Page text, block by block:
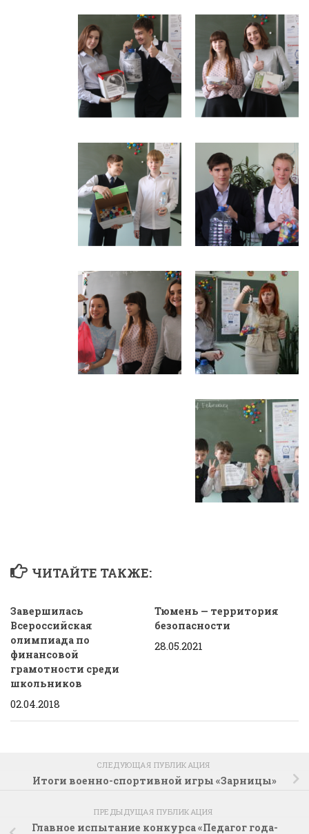
ЧИТАЙТЕ ТАКЖЕ:
Завершилась
Всероссийская
олимпиада по
финансовой
грамотности среди
школьников
02.04.2018
Тюмень — территория
безопасности
28.05.2021
СЛЕДУЮЩАЯ ПУБЛИКАЦИЯ
Итоги военно-спортивной игры «Зарницы»
ПРЕДЫДУЩАЯ ПУБЛИКАЦИЯ
Главное испытание конкурса «Педагог года-